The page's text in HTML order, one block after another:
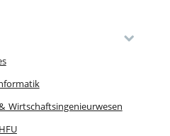
Wirtschaftsingenieurwesen